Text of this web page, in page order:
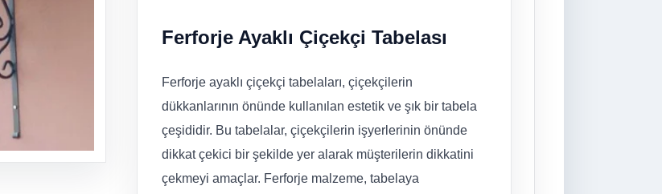
Ferforje Ayaklı Çiçekçi Tabelası
Ferforje ayaklı çiçekçi tabelaları, çiçekçilerin
dükkanlarının önünde kullanılan estetik ve şık bir tabela
çeşididir. Bu tabelalar, çiçekçilerin işyerlerinin önünde
dikkat çekici bir şekilde yer alarak müşterilerin dikkatini
çekmeyi amaçlar. Ferforje malzeme, tabelaya